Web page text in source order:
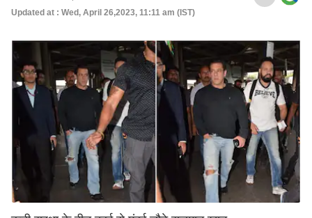
Updated at : Wed, April 26,2023, 11:11 am (IST)